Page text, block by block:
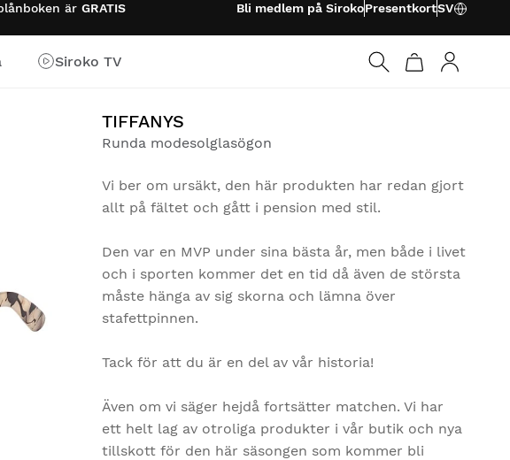
är GRATIS Bli medlem på SirokoPresentkortSV
Siroko TV
TIFFANYS
Runda modesolglasögon
Vi ber om ursäkt, den här produkten har redan gjort
allt på fältet och gått i pension med stil.
Den var en MVP under sina bästa år, men både i livet
och i sporten kommer det en tid då även de största
måste hänga av sig skorna och lämna över
stafettpinnen.
Tack för att du är en del av vår historia!
Även om vi säger hejdå fortsätter matchen. Vi har
ett helt lag av otroliga produkter i vår butik och nya
tillskott för den här säsongen som kommer bli